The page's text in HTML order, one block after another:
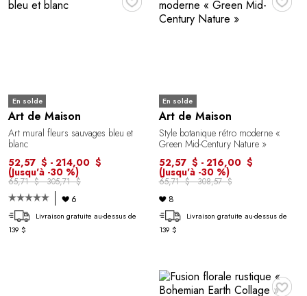
En solde
Art de Maison
Art mural fleurs sauvages bleu et
blanc
52,57 $ - 214,00 $
(Jusqu'à -30 %)
65,71 $ - 305,71 $
6
Livraison gratuite au-dessus de
139 $
En solde
Art de Maison
Style botanique rétro moderne «
Green Mid-Century Nature »
52,57 $ - 216,00 $
(Jusqu'à -30 %)
65,71 $ - 308,57 $
8
Livraison gratuite au-dessus de
139 $
♥